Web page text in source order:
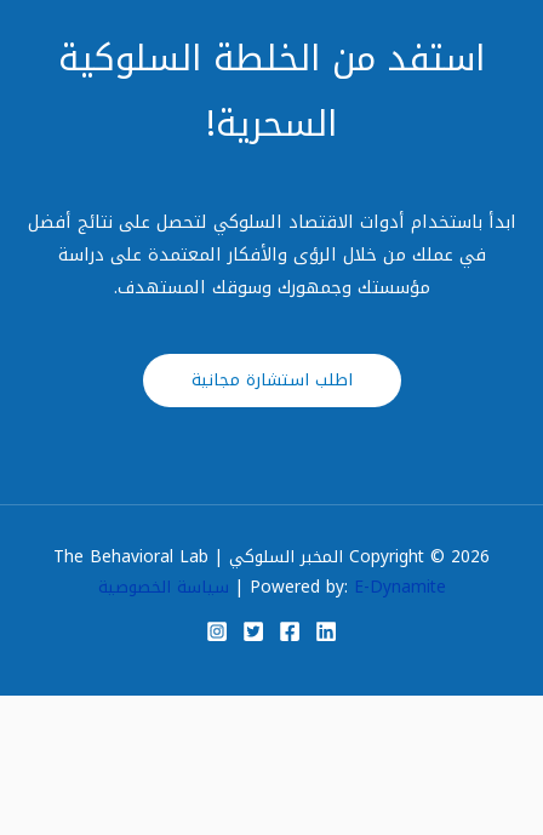
استفد من الخلطة السلوكية
السحرية!
باستخدام أدوات الاقتصاد السلوكي لتحصل على نتائج أفضل
في عملك من خلال الرؤى والأفكار المعتمدة على دراسة
مؤسستك وجمهورك وسوقك المستهدف.
اطلب استشارة مجانية
Copyright © 2026 المخبر السلوكي | The Behavioral Lab
Powered by:E-Dynamite
|سياسة الخصوصية